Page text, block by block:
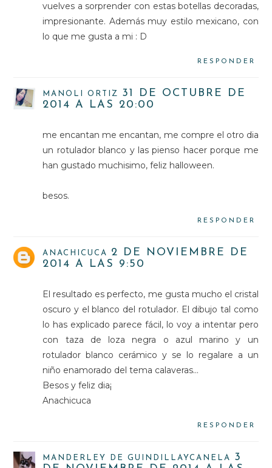
vuelves a sorprender con estas botellas decoradas,
impresionante. Además muy estilo mexicano, con
lo que me gusta a mi : D
RESPONDER
MANOLI ORTIZ
31 DE OCTUBRE DE
2014 A LAS 20:00
me encantan me encantan, me compre el otro dia
un rotulador blanco y las pienso hacer porque me
han gustado muchisimo, feliz halloween.
besos.
RESPONDER
ANACHICUCA
2 DE NOVIEMBRE DE
2014 A LAS 9:50
El resultado es perfecto, me gusta mucho el cristal
oscuro y el blanco del rotulador. El dibujo tal como
lo has explicado parece fácil, lo voy a intentar pero
con taza de loza negra o azul marino y un
rotulador blanco cerámico y se lo regalare a un
niño enamorado del tema calaveras...
Besos y feliz dia¡
Anachicuca
RESPONDER
MANDERLEY DE GUINDILLAYCANELA
3